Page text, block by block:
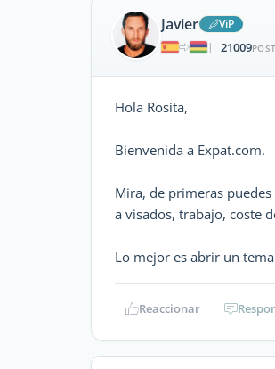
Javier
ViP
|
21009
Hola Rosita,
Bienvenida a Expat.com.
Mira, de primeras
a visados, trabajo, coste
Lo mejor es abrir un
Reaccionar